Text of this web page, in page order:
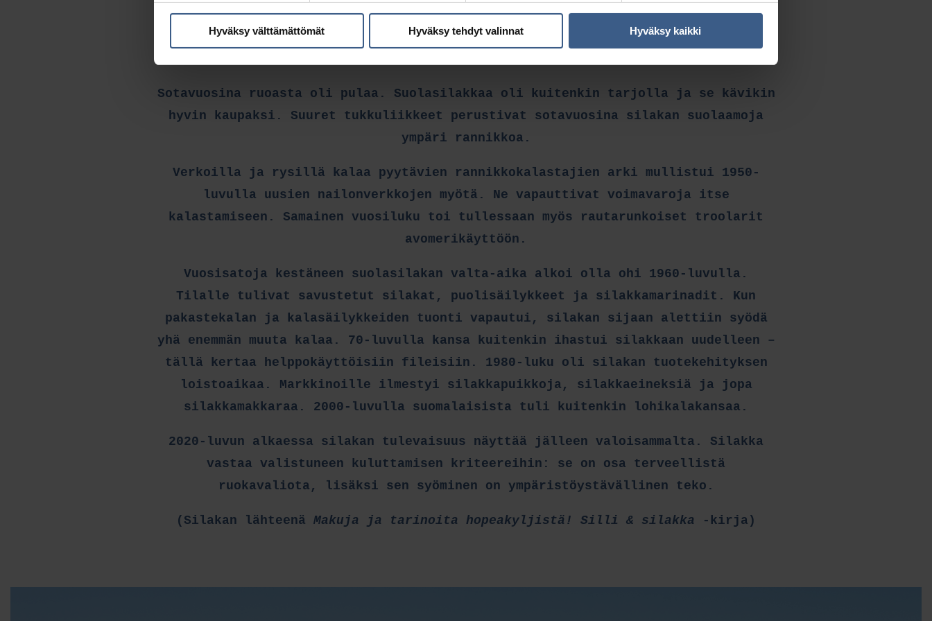
Hyväksy välttämättömät Hyväksy tehdyt valinnat Hyväksy kaikki
ja saaliit voitin kuskata tuoreena pidempien matkojen päähän kaupattavaksi. Se
myös vapautti kalastajan asumaan muualla kuin kala-apajien äärellä. Moni muutti
Sotavuosina ruoasta oli pulaa. Suolasilakkaa oli kuitenkin tarjolla ja se kävikin
hyvin kaupaksi. Suuret tukkuliikkeet perustivat sotavuosina silakan suolaamoja
ympäri rannikkoa.
Verkoilla ja rysillä kalaa pyytävien rannikkokalastajien arki mullistui 1950-
luvulla uusien nailonverkkojen myötä. Ne vapauttivat voimavaroja itse
kalastamiseen. Samainen vuosiluku toi tullessaan myös rautarunkoiset troolarit
avomerikäyttöön.
Vuosisatoja kestäneen suolasilakan valta-aika alkoi olla ohi 1960-luvulla.
Tilalle tulivat savustetut silakat, puolisäilykkeet ja silakkamarinadit. Kun
pakastekalan ja kalasäilykkeiden tuonti vapautui, silakan sijaan alettiin syödä
yhä enemmän muuta kalaa. 70-luvulla kansa kuitenkin ihastui silakkaan uudelleen –
tällä kertaa helppokäyttöisiin fileisiin. 1980-luku oli silakan tuotekehityksen
loistoaikaa. Markkinoille ilmestyi silakkapuikkoja, silakkaeineksiä ja jopa
silakkamakkaraa. 2000-luvulla suomalaisista tuli kuitenkin lohikalakansaa.
2020-luvun alkaessa silakan tulevaisuus näyttää jälleen valoisammalta. Silakka
vastaa valistuneen kuluttamisen kriteereihin: se on osa terveellistä
ruokavaliota, lisäksi sen syöminen on ympäristöystävällinen teko.
(Silakan lähteenä Makuja ja tarinoita hopeakyljistä! Silli & silakka -kirja)